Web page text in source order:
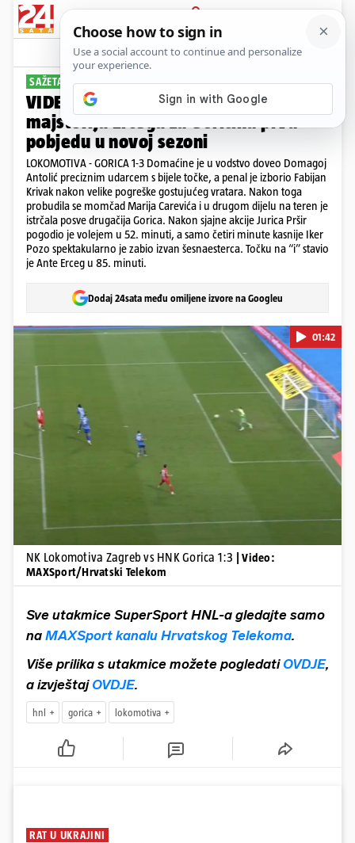
PRIJAVA
Sport Komentari
SAŽETAK UTAKMICE
VIDEO Volej Pršira, bomba Poza i
majstorija Ercega za Goričinu prvu
pobjedu u novoj sezoni
LOKOMOTIVA - GORICA 1-3 Domaćine je u vodstvo doveo Domagoj
Antolić preciznim udarcem s bijele točke, a penal je izborio Fabijan
Krivak nakon velike pogreške gostujućeg vratara. Nakon toga
probudila se momčad Marija Carevića i u drugom dijelu na teren je
istrčala posve drugačija Gorica. Nakon sjajne akcije Jurica Pršir
pogodio je volejem u 52. minuti, a samo četiri minute kasnije Iker
Pozo spektakularno je zabio izvan šesnaesterca. Točku na “i” stavio
je Ante Erceg u 85. minuti.
Dodaj 24sata među omiljene izvore na Googleu
Pokretanje videa...
01:42
NK Lokomotiva Zagreb vs HNK Gorica 1:3
| Video:
MAXSport/Hrvatski Telekom
Sve utakmice SuperSport HNL-a gledajte samo
na MAXSport kanalu Hrvatskog Telekoma.
Više prilika s utakmice možete pogledati OVDJE,
a izvještaj OVDJE.
hnl gorica lokomotiva
RAT U UKRAJINI